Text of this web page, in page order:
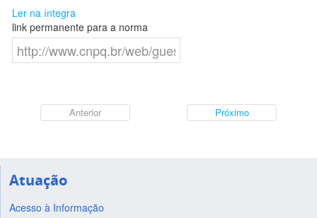
Ler na íntegra
link permanente para a norma
Anterior Próximo
Atuação
Acesso à Informação